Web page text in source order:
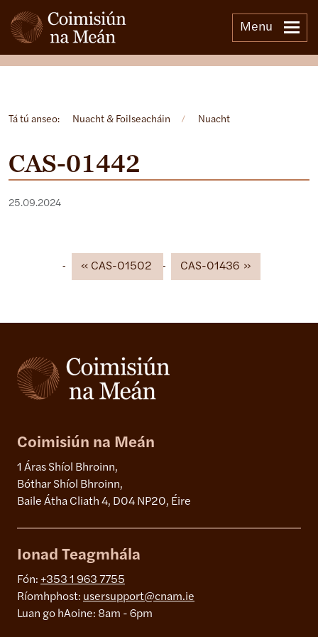
Menu
Tá tú anseo: Nuacht & Foilseacháin / Nuacht
CAS-01442
25.09.2024
CAS-01502 CAS-01436
Open side menu
Coimisiún na Meán
1 Áras Shíol Bhroinn,
Bóthar Shíol Bhroinn,
Baile Átha Cliath 4, D04 NP20, Éire
Ionad Teagmhála
Fón: +353 1 963 7755
Ríomhphost: usersupport@cnam.ie
Luan go hAoine: 8am - 6pm